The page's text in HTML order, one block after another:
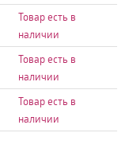
Товар есть в
наличии
Товар есть в
наличии
Товар есть в
наличии